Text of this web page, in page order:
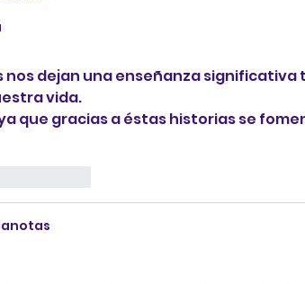
nos dejan una enseñanza significativa
vida.
que gracias a éstas historias se